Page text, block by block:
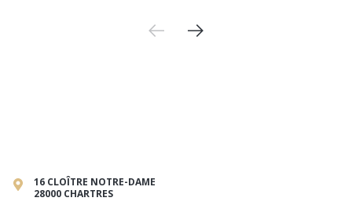
16 CLOÎTRE NOTRE-DAME
28000 CHARTRES